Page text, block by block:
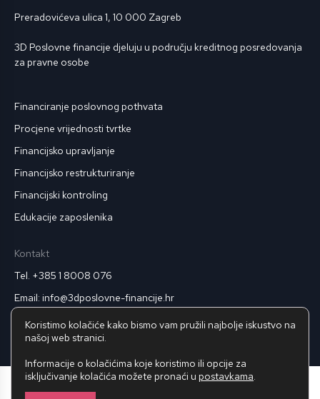
Preradovićeva ulica 1, 10 000 Zagreb
3D Poslovne financije djeluju u području kreditnog posredovanja
za pravne osobe
Financiranje poslovnog pothvata
Procjene vrijednosti tvrtke
Financijsko upravljanje
Financijsko restrukturiranje
Financijski kontroling
Edukacije zaposlenika
Kontakt
Tel. +385 1 8008 076
Email: info@3dposlovne-financije.hr
Pravila privatnosti
© 20253D Poslovne Financije.
Koristimo kolačiće kako bismo vam pružili najbolje iskustvo na
našoj web stranici.
Informacije o kolačićima koje koristimo ili opcije za
isključivanje kolačića možete pronaći u postavkama.